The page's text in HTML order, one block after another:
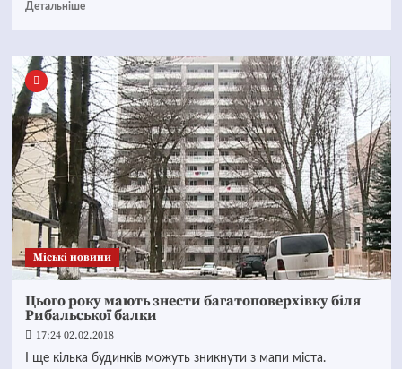
Детальніше
Mіські новини
Цього року мають знести багатоповерхівку біля
Рибальської балки
17:24 02.02.2018
І ще кілька будинків можуть зникнути з мапи міста.